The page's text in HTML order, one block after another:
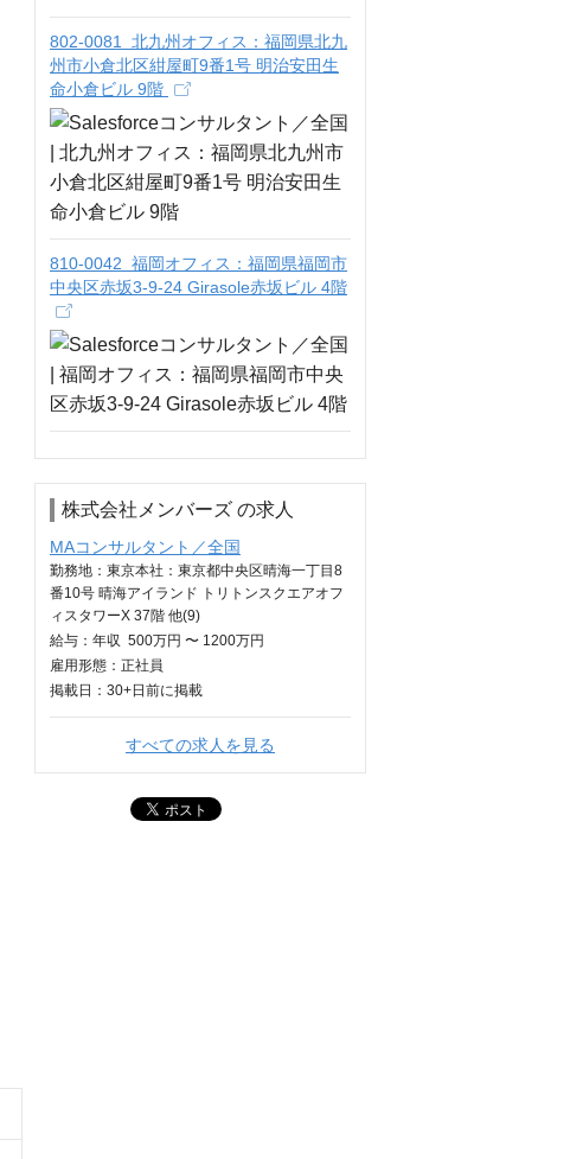
802-0081 北九州オフィス：福岡県北九
州市小倉北区紺屋町9番1号 明治安田生
命小倉ビル 9階
810-0042 福岡オフィス：福岡県福岡市
中央区赤坂3-9-24 Girasole赤坂ビル 4階
株式会社メンバーズ の求人
MAコンサルタント／全国
勤務地：東京本社：東京都中央区晴海一丁目8
番10号 晴海アイランド トリトンスクエアオフ
ィスタワーX 37階 他(9)
給与： 年収 500万円 〜 1200万円
雇用形態：正社員
掲載日： 30+日 前に掲載
すべての求人を見る